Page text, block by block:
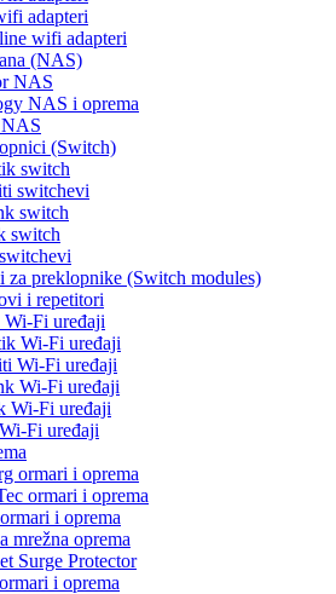
adapteri
wifi adapteri
(NAS)
NAS
NAS i oprema
(Switch)
switch
switchevi
switch
switch
za preklopnike (Switch modules)
i repetitori
Fi uređaji
Wi-Fi uređaji
Wi-Fi uređaji
Wi-Fi uređaji
Wi-Fi uređaji
Fi uređaji
ormari i oprema
ormari i oprema
i oprema
mrežna oprema
Surge Protector
i oprema